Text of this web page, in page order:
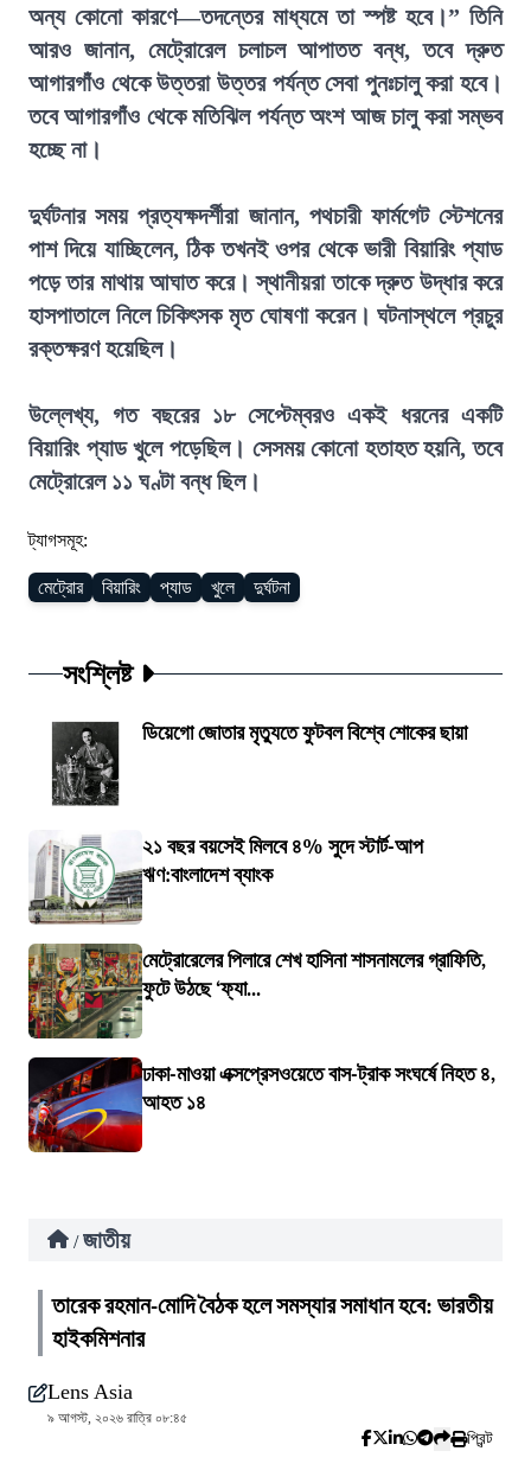
অন্য কোনো কারণে—তদন্তের মাধ্যমে তা স্পষ্ট হবে।” তিনি
আরও জানান, মেট্রোরেল চলাচল আপাতত বন্ধ, তবে দ্রুত
আগারগাঁও থেকে উত্তরা উত্তর পর্যন্ত সেবা পুনঃচালু করা হবে।
তবে আগারগাঁও থেকে মতিঝিল পর্যন্ত অংশ আজ চালু করা সম্ভব
হচ্ছে না।
দুর্ঘটনার সময় প্রত্যক্ষদর্শীরা জানান, পথচারী ফার্মগেট স্টেশনের
পাশ দিয়ে যাচ্ছিলেন, ঠিক তখনই ওপর থেকে ভারী বিয়ারিং প্যাড
পড়ে তার মাথায় আঘাত করে। স্থানীয়রা তাকে দ্রুত উদ্ধার করে
হাসপাতালে নিলে চিকিৎসক মৃত ঘোষণা করেন। ঘটনাস্থলে প্রচুর
রক্তক্ষরণ হয়েছিল।
উল্লেখ্য, গত বছরের ১৮ সেপ্টেম্বরও একই ধরনের একটি
বিয়ারিং প্যাড খুলে পড়েছিল। সেসময় কোনো হতাহত হয়নি, তবে
মেট্রোরেল ১১ ঘণ্টা বন্ধ ছিল।
ট্যাগসমূহ:
মেট্রোর বিয়ারিং প্যাড খুলে দুর্ঘটনা
সংশ্লিষ্ট
ডিয়েগো জোতার মৃত্যুতে ফুটবল বিশ্বে শোকের ছায়া
২১ বছর বয়সেই মিলবে ৪% সুদে স্টার্ট-আপ
ঋণ:বাংলাদেশ ব্যাংক
মেট্রোরেলের পিলারে শেখ হাসিনা শাসনামলের গ্রাফিতি,
ফুটে উঠছে ‘ফ্যা...
ঢাকা-মাওয়া এক্সপ্রেসওয়েতে বাস-ট্রাক সংঘর্ষে নিহত ৪,
আহত ১৪
/ জাতীয়
তারেক রহমান-মোদি বৈঠক হলে সমস্যার সমাধান হবে: ভারতীয়
হাইকমিশনার
Lens Asia
৯ আগস্ট, ২০২৬ রাত্রি ০৮:৪৫
প্রিন্ট